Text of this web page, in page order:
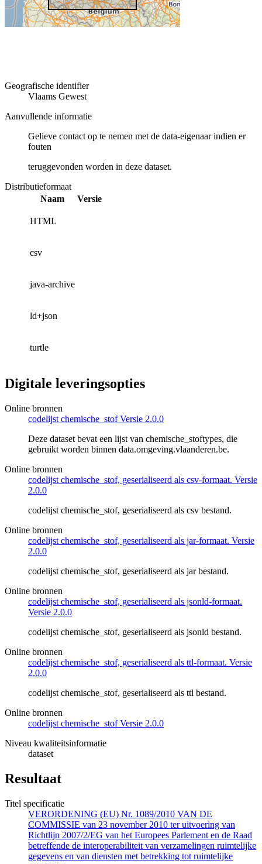
Geografische identifier
Vlaams Gewest
Aanvullende informatie
Gelieve contact op te nemen met de data-eigenaar indien er
fouten
teruggevonden worden in deze dataset.
Distributieformaat
Naam
Versie
HTML
csv
java-archive
ld+json
turtle
Digitale leveringsopties
Online bronnen
codelijst chemische_stof Versie 2.0.0
Deze dataset bevat een lijst van chemische_stoftypes, die
gebruikt worden binnen data.omgeving.vlaanderen.be.
Online bronnen
codelijst chemische_stof, geserialiseerd als csv-formaat. Versie
2.0.0
codelijst chemische_stof, geserialiseerd als csv bestand.
Online bronnen
codelijst chemische_stof, geserialiseerd als jar-formaat. Versie
2.0.0
codelijst chemische_stof, geserialiseerd als jar bestand.
Online bronnen
codelijst chemische_stof, geserialiseerd als jsonld-formaat.
Versie 2.0.0
codelijst chemische_stof, geserialiseerd als jsonld bestand.
Online bronnen
codelijst chemische_stof, geserialiseerd als ttl-formaat. Versie
2.0.0
codelijst chemische_stof, geserialiseerd als ttl bestand.
Online bronnen
codelijst chemische_stof Versie 2.0.0
Niveau kwaliteitsinformatie
dataset
Resultaat
Titel specificatie
VERORDENING (EU) Nr. 1089/2010 VAN DE
COMMISSIE van 23 november 2010 ter uitvoering van
Richtlijn 2007/2/EG van het Europees Parlement en de Raad
betreffende de interoperabiliteit van verzamelingen ruimtelijke
gegevens en van diensten met betrekking tot ruimtelijke